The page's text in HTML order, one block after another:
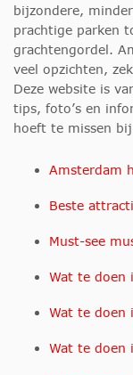
bijzondere,
prachtige parken
grachtengordel.
veel opzichten,
Deze website is
tips, foto’s en
hoeft te missen
Amsterdam
Beste
Must-see
Wat te doen
Wat te doen
Wat te doen